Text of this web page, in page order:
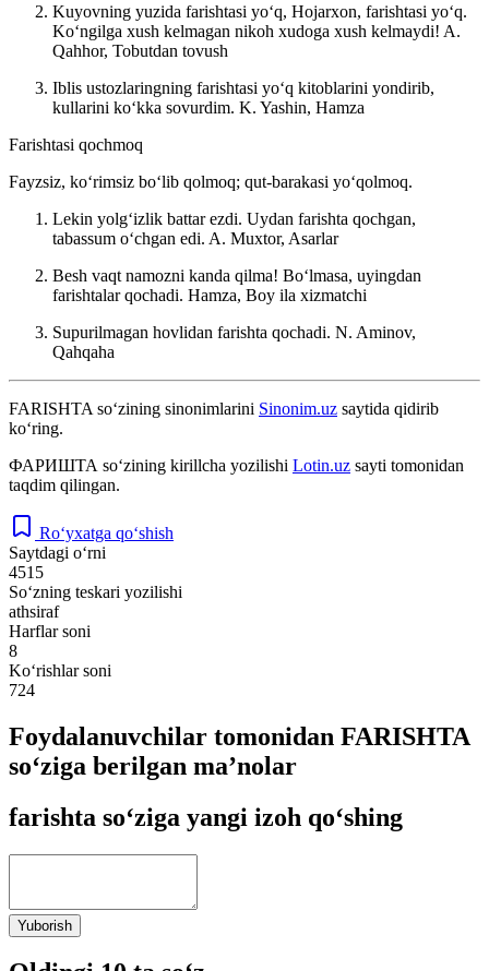
Kuyovning yuzida farishtasi yoʻq, Hojarxon, farishtasi yoʻq.
Koʻngilga xush kelmagan nikoh xudoga xush kelmaydi! A.
Qahhor, Tobutdan tovush
Iblis ustozlaringning farishtasi yoʻq kitoblarini yondirib,
kullarini koʻkka sovurdim. K. Yashin, Hamza
Farishtasi qochmoq
Fayzsiz, koʻrimsiz boʻlib qolmoq; qut-barakasi yoʻqolmoq.
Lekin yolgʻizlik battar ezdi. Uydan farishta qochgan,
tabassum oʻchgan edi. A. Muxtor, Asarlar
Besh vaqt namozni kanda qilma! Boʻlmasa, uyingdan
farishtalar qochadi. Hamza, Boy ila xizmatchi
Supurilmagan hovlidan farishta qochadi. N. Aminov,
Qahqaha
FARISHTA so‘zining sinonimlarini Sinonim.uz saytida qidirib
ko‘ring.
ФАРИШТА so‘zining kirillcha yozilishi Lotin.uz sayti tomonidan
taqdim qilingan.
Ro‘yxatga qo‘shish
Saytdagi o‘rni
4515
So‘zning teskari yozilishi
athsiraf
Harflar soni
8
Ko‘rishlar soni
724
Foydalanuvchilar tomonidan FARISHTA
so‘ziga berilgan ma’nolar
farishta so‘ziga yangi izoh qo‘shing
Yuborish